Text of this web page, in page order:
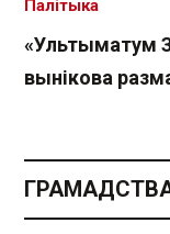
«Ультыматум
вынікова
Палітыка